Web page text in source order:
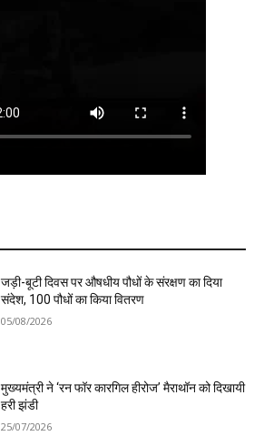
जड़ी-बूटी दिवस पर औषधीय पौधों के संरक्षण का दिया
संदेश, 100 पौधों का किया वितरण
05/08/2026
मुख्यमंत्री ने ‘रन फॉर कारगिल हीरोज’ मैराथॉन को दिखायी
हरी झंडी
25/07/2026